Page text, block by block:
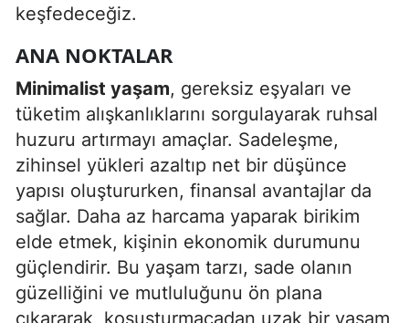
Giresun
Gümüşhane
Hakkari
Hatay
Isparta
Mersin
İstanbul
keşfedeceğiz.
ANA NOKTALAR
Minimalist yaşam, gereksiz eşyaları ve
tüketim alışkanlıklarını sorgulayarak ruhsal
huzuru artırmayı amaçlar. Sadeleşme,
zihinsel yükleri azaltıp net bir düşünce
yapısı oluştururken, finansal avantajlar da
sağlar. Daha az harcama yaparak birikim
elde etmek, kişinin ekonomik durumunu
güçlendirir. Bu yaşam tarzı, sade olanın
güzelliğini ve mutluluğunu ön plana
çıkararak, koşuşturmacadan uzak bir yaşam